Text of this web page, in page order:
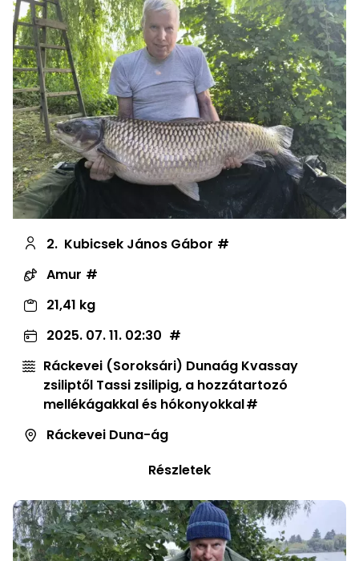
2. Kubicsek János Gábor
Amur
21,41 kg
2025. 07. 11. 02:30
Ráckevei (Soroksári) Dunaág Kvassay
zsiliptől Tassi zsilipig, a hozzátartozó
mellékágakkal és hókonyokkal
Ráckevei Duna-ág
Részletek